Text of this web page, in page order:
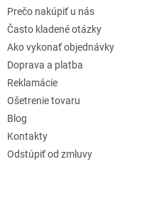
Prečo nakúpiť u nás
Často kladené otázky
Ako vykonať objednávky
Doprava a platba
Reklamácie
Ošetrenie tovaru
Blog
Kontakty
Odstúpiť od zmluvy